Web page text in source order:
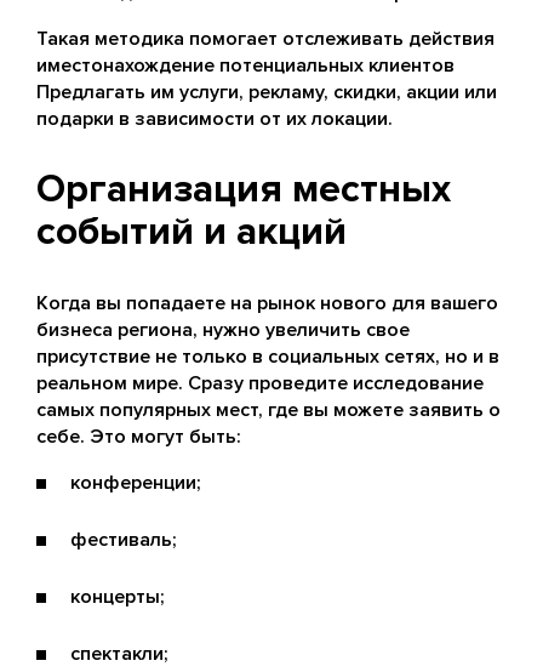
Такая методика помогает отслеживать действия
иместонахождение потенциальных клиентов
Предлагать им услуги, рекламу, скидки, акции или
подарки в зависимости от их локации.
Организация местных
событий и акций
Когда вы попадаете на рынок нового для вашего
бизнеса региона, нужно увеличить свое
присутствие не только в социальных сетях, но и в
реальном мире. Сразу проведите исследование
самых популярных мест, где вы можете заявить о
себе. Это могут быть:
конференции;
фестиваль;
концерты;
спектакли;